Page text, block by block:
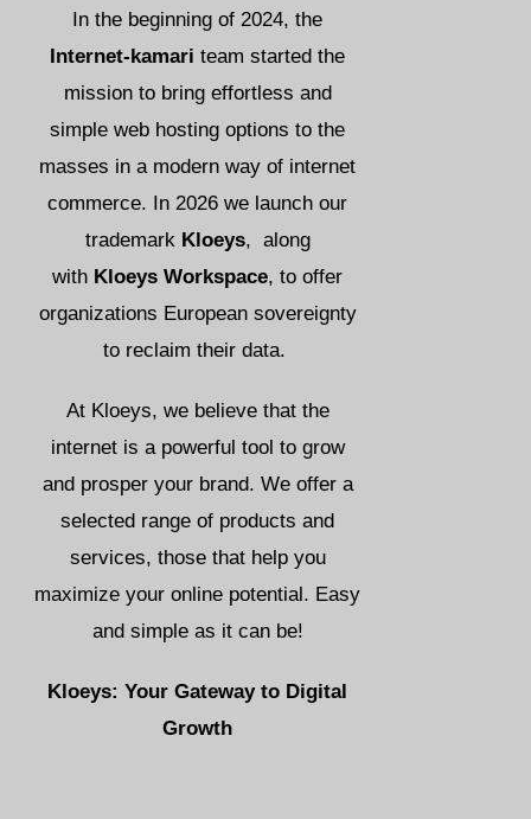
In the beginning of 2024, the
Internet-kamari team started the
mission to bring effortless and
simple web hosting options to the
masses in a modern way of internet
commerce. In 2026 we launch our
trademark Kloeys, along
with Kloeys Workspace, to offer
organizations European sovereignty
to reclaim their data.
At Kloeys, we believe that the
internet is a powerful tool to grow
and prosper your brand. We offer a
selected range of products and
services, those that help you
maximize your online potential. Easy
and simple as it can be!
Kloeys: Your Gateway to Digital
Growth
Português
Slovenščina
Svenska
ไทย
Türkçe
Українська
Русский
Tiếng Việt
العربية
हिन्दी